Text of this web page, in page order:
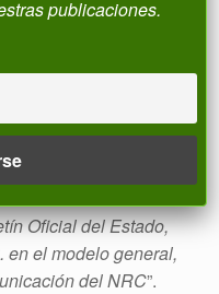
, al considerarse por
Público
201 y la
de
Oficial del Estado,
en el modelo general,
del NRC”.
publicaciones.